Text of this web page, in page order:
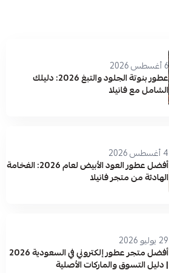
6 أغسطس 2026
عطور بنوتة الجلود والتبغ 2026: دليلك
الشامل مع فانيلا
4 أغسطس 2026
أفضل عطور العود الأبيض لعام 2026: الفخامة
الهادئة من متجر فانيلا
29 يوليو 2026
أفضل متجر عطور إلكتروني في السعودية 2026
| دليل التسوق والماركات الأصلية